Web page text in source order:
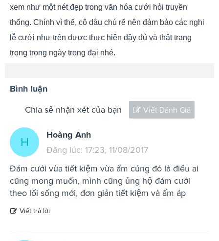
xem như một nét đẹp trong văn hóa cưới hỏi truyền
thống. Chính vì thế, cô dâu chú rể nên đảm bảo các nghi
lễ cưới như trên được thực hiện đầy đủ và thật trang
trọng trong ngày trọng đại nhé.
Bình luận
Chia sẻ nhận xét của bạn Viết Đánh Giá
H
Hoàng Anh
Đăng lúc: 17:23, 11/08/2017
Đám cưới vừa tiết kiệm vừa ấm cúng đó là điều ai
cũng mong muốn, mình cũng ủng hộ đám cưới
theo lối sống mới, đơn giản tiết kiệm và ấm áp
Viết trả lời